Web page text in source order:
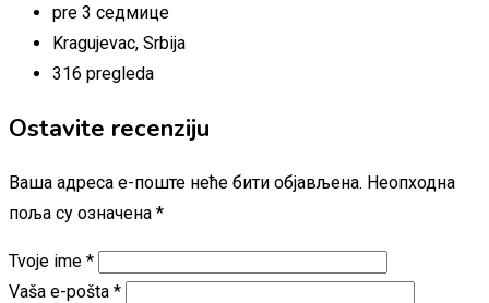
pre 3 седмице
Kragujevac, Srbija
316 pregleda
Ostavite recenziju
Ваша адреса е-поште неће бити објављена. Неопходна
поља су означена *
Tvoje ime *
Vaša e-pošta *